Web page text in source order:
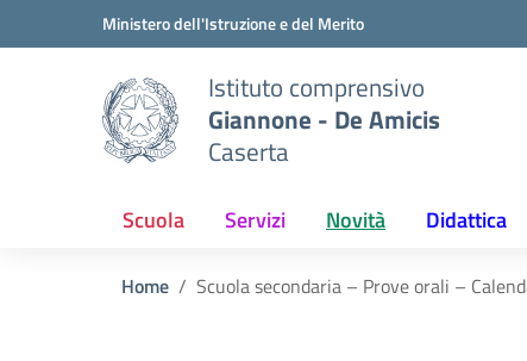
Vai ai contenuti
Vai al menu di navigazioneMinistero dell'Istruzione e del Merito
Istituto comprensivo
Giannone - De Amicis
Caserta
Scuola Servizi Novità Didattica
Home Scuola secondaria – Prove orali –